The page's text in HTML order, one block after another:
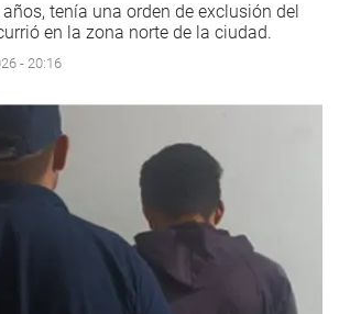
tenía una orden de exclusión del
en la zona norte de la ciudad.
- 20:16